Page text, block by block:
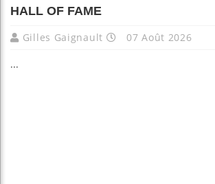
HALL OF FAME
Gilles Gaignault 07 Août 2026
...